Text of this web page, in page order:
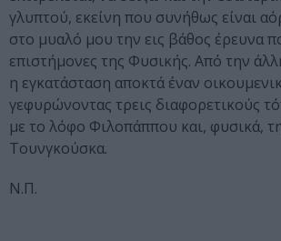
γλυπτού, εκείνη που συνήθως είναι
στο μυαλό μου την εις βάθος έρευνα
επιστήμονες της Φυσικής. Από την
η εγκατάσταση αποκτά έναν
γεφυρώνοντας τρεις διαφορετικούς
με το λόφο Φιλοπάππου και, φυσικά,
Τουνγκούσκα.
Ν.Π.